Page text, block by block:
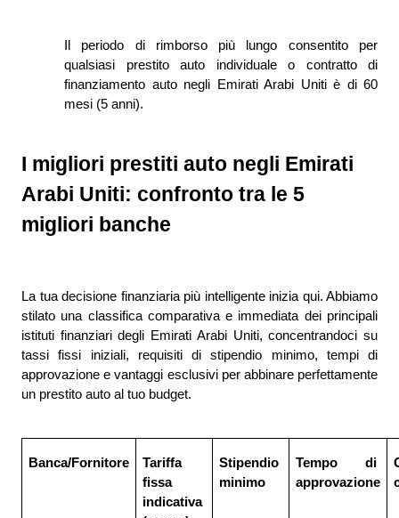
Il periodo di rimborso più lungo consentito per
qualsiasi prestito auto individuale o contratto di
finanziamento auto negli Emirati Arabi Uniti è di 60
mesi (5 anni).
I migliori prestiti auto negli Emirati
Arabi Uniti: confronto tra le 5
migliori banche
La tua decisione finanziaria più intelligente inizia qui. Abbiamo
stilato una classifica comparativa e immediata dei principali
istituti finanziari degli Emirati Arabi Uniti, concentrandoci su
tassi fissi iniziali, requisiti di stipendio minimo, tempi di
approvazione e vantaggi esclusivi per abbinare perfettamente
un prestito auto al tuo budget.
Banca/Fornitore
Tariffa
fissa
indicativa
Stipendio
minimo
Tempo di
approvazione